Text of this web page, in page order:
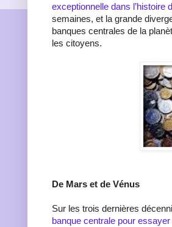
exceptionnelle dans l’histoire
semaines, et la grande
banques centrales de la
les citoyens.
De Mars et de Vénus
Sur les trois dernières
banque centrale pour